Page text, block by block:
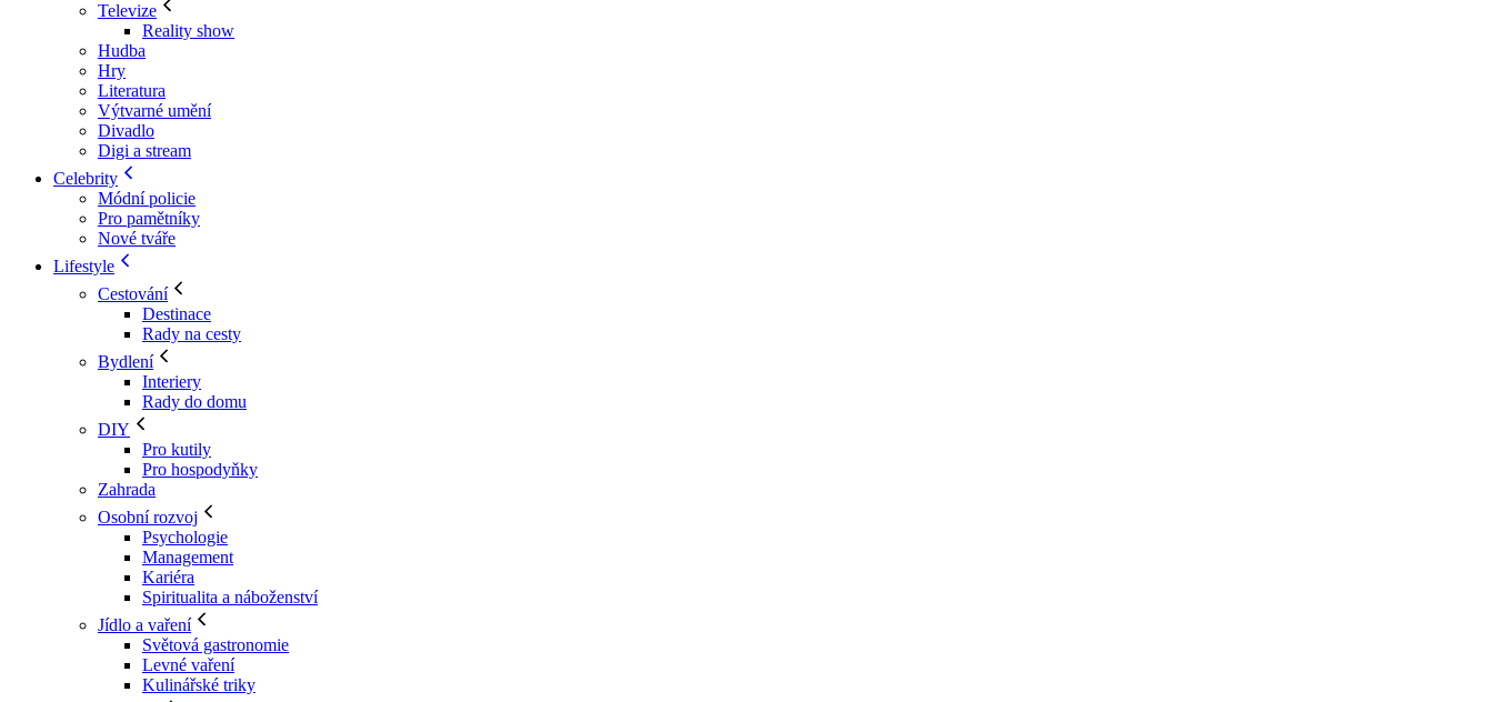
Televize
Reality show
Hudba
Hry
Literatura
Výtvarné umění
Divadlo
Digi a stream
Celebrity
Módní policie
Pro pamětníky
Nové tváře
Lifestyle
Cestování
Destinace
Rady na cesty
Bydlení
Interiery
Rady do domu
DIY
Pro kutily
Pro hospodyňky
Zahrada
Osobní rozvoj
Psychologie
Management
Kariéra
Spiritualita a náboženství
Jídlo a vaření
Světová gastronomie
Levné vaření
Kulinářské triky